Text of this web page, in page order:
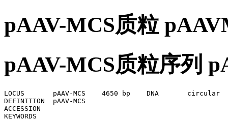
pAAV-MCS质粒
pAAV-MCS质粒序列
LOCUS       pAAV-MCS    4650 bp    DNA       circular
DEFINITION  pAAV-MCS
ACCESSION
KEYWORDS